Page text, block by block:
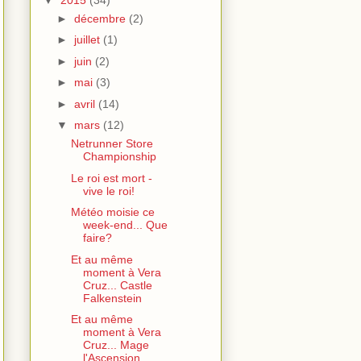
► décembre (2)
► juillet (1)
► juin (2)
► mai (3)
► avril (14)
▼ mars (12)
Netrunner Store
Championship
Le roi est mort -
vive le roi!
Météo moisie ce
week-end... Que
faire?
Et au même
moment à Vera
Cruz... Castle
Falkenstein
Et au même
moment à Vera
Cruz... Mage
l'Ascension